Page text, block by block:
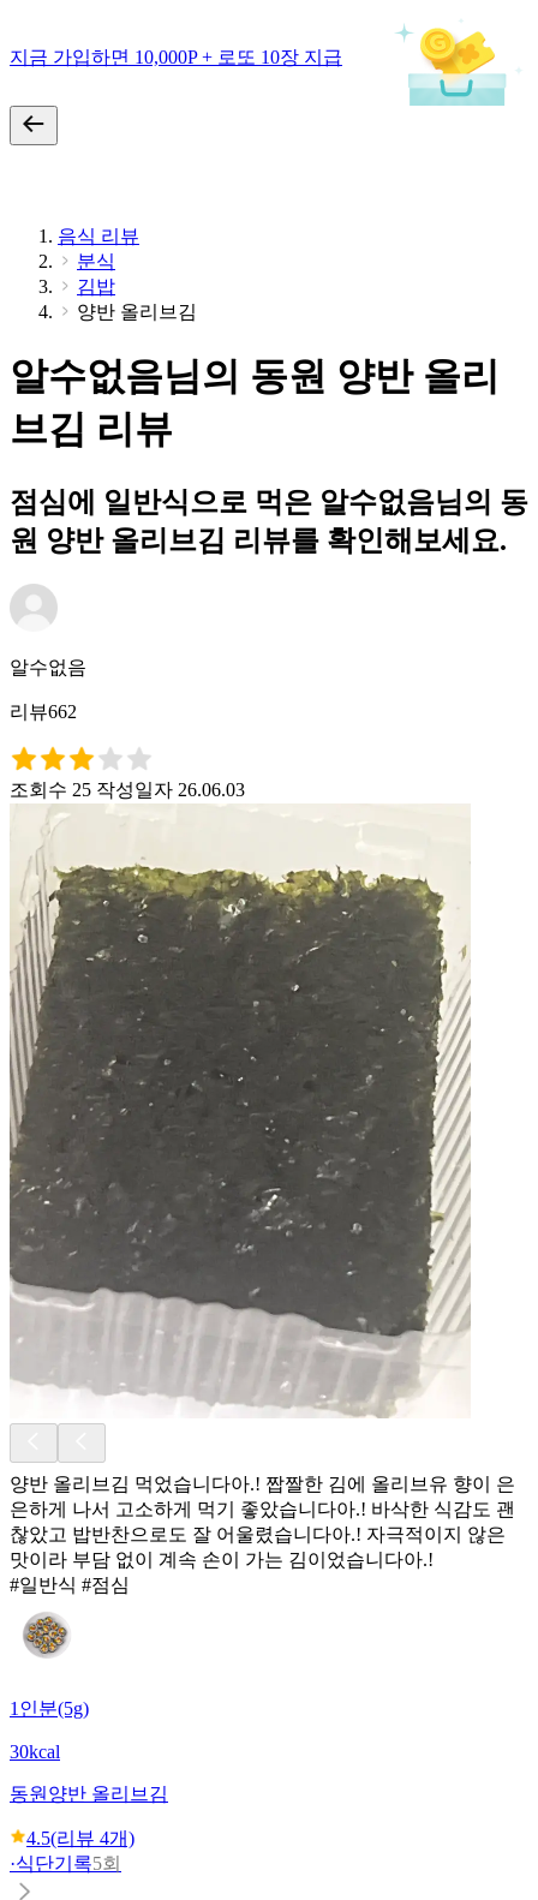
지금 가입하면 10,000P + 로또 10장 지급
음식 리뷰
분식
김밥
양반 올리브김
알수없음님의 동원 양반 올리
브김 리뷰
점심에 일반식으로 먹은 알수없음님의 동
원 양반 올리브김 리뷰를 확인해보세요.
알수없음
리뷰662
조회수 25 작성일자 26.06.03
양반 올리브김 먹었습니다아.! 짭짤한 김에 올리브유 향이 은
은하게 나서 고소하게 먹기 좋았습니다아.! 바삭한 식감도 괜
찮았고 밥반찬으로도 잘 어울렸습니다아.! 자극적이지 않은
맛이라 부담 없이 계속 손이 가는 김이었습니다아.!
#일반식 #점심
1인분(5g)
30kcal
동원 양반 올리브김
4.5(리뷰 4개)
·식단기록5회